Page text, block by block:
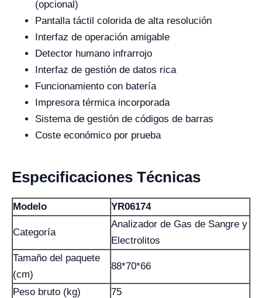
(opcional)
Pantalla táctil colorida de alta resolución
Interfaz de operación amigable
Detector humano infrarrojo
Interfaz de gestión de datos rica
Funcionamiento con batería
Impresora térmica incorporada
Sistema de gestión de códigos de barras
Coste económico por prueba
Especificaciones Técnicas
Modelo YR06174
Categoría
Analizador de Gas de Sangre y
Electrolitos
Tamaño del paquete
(cm)
88*70*66
Peso bruto (kg)
75